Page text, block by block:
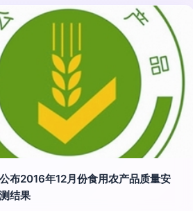
布2016年12月份食用农产品质量安
结果